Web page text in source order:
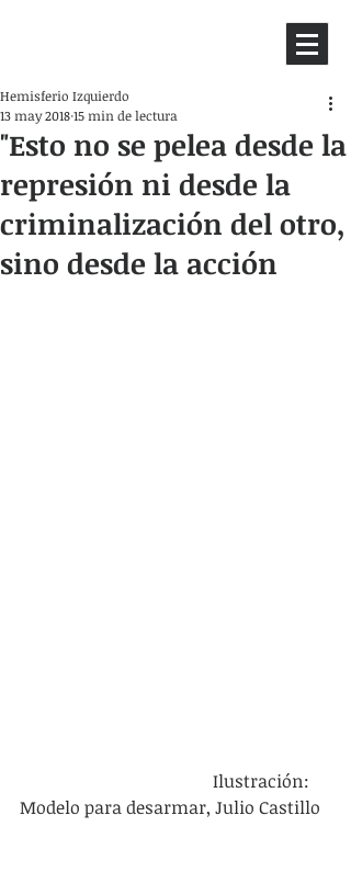
"Esto no se pelea desde la
represión ni desde la
criminalización del otro,
sino desde la acción
Hemisferio Izquierdo
13 may 201815 min de lectura
Modelo para desarmar, Julio Castillo